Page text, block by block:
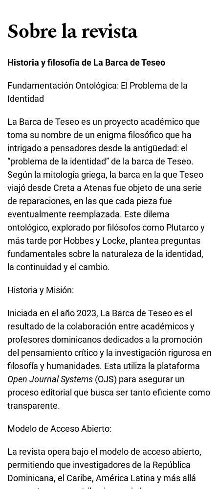
Sobre la revista
Historia y filosofía de La Barca de Teseo
Fundamentación Ontológica: El Problema de la
Identidad
La Barca de Teseo es un proyecto académico que
toma su nombre de un enigma filosófico que ha
intrigado a pensadores desde la antigüedad: el
“problema de la identidad” de la barca de Teseo.
Según la mitología griega, la barca en la que Teseo
viajó desde Creta a Atenas fue objeto de una serie
de reparaciones, en las que cada pieza fue
eventualmente reemplazada. Este dilema
ontológico, explorado por filósofos como Plutarco y
más tarde por Hobbes y Locke, plantea preguntas
fundamentales sobre la naturaleza de la identidad,
la continuidad y el cambio.
Historia y Misión:
Iniciada en el año 2023, La Barca de Teseo es el
resultado de la colaboración entre académicos y
profesores dominicanos dedicados a la promoción
del pensamiento crítico y la investigación rigurosa en
filosofía y humanidades. Esta utiliza la plataforma
Open Journal Systems (OJS) para asegurar un
proceso editorial que busca ser tanto eficiente como
transparente.
Modelo de Acceso Abierto:
La revista opera bajo el modelo de acceso abierto,
permitiendo que investigadores de la República
Dominicana, el Caribe, América Latina y más allá